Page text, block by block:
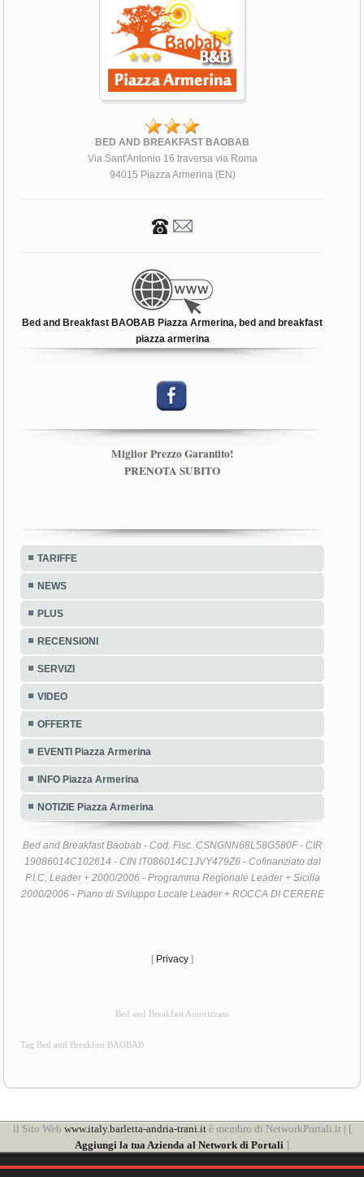
BED AND BREAKFAST BAOBAB
Via Sant'Antonio 16 traversa via Roma
94015 Piazza Armerina (EN)
Bed and Breakfast BAOBAB Piazza Armerina, bed and breakfast
piazza armerina
Miglior Prezzo Garantito!
PRENOTA SUBITO
TARIFFE
NEWS
PLUS
RECENSIONI
SERVIZI
VIDEO
OFFERTE
EVENTI Piazza Armerina
INFO Piazza Armerina
NOTIZIE Piazza Armerina
Bed and Breakfast Baobab - Cod. Fisc. CSNGNN68L58G580F - CIR
19086014C102614 - CIN IT086014C1JVY479Z6 - Cofinanziato dal
P.I.C. Leader + 2000/2006 - Programma Regionale Leader + Sicilia
2000/2006 - Piano di Sviluppo Locale Leader + ROCCA DI CERERE
[ Privacy ]
Bed and Breakfast Autorizzato
Tag Bed and Breakfast BAOBAB
il Sito Web www.italy.barletta-andria-trani.itè membro di NetworkPortali.it | [
Aggiungi la tua Azienda al Network di Portali ]